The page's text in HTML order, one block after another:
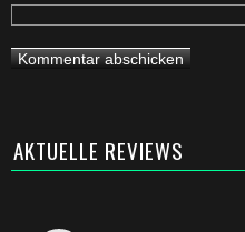
AKTUELLE REVIEWS